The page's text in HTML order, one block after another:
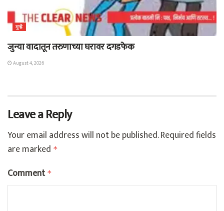
गुन्हे
जुन्या वादातून तरुणाच्या घरावर दगडफेक
August 4, 2026
Leave a Reply
Your email address will not be published.Required fields
are marked *
Comment *